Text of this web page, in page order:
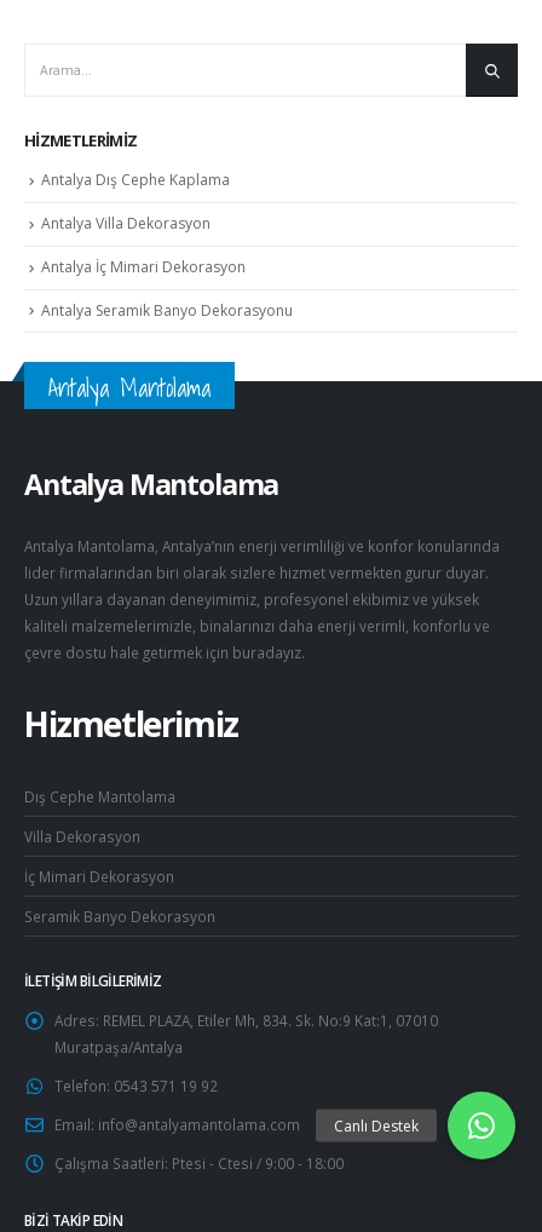
HIZMETLERIMIZ
Antalya Dış Cephe Kaplama
Antalya Villa Dekorasyon
Antalya İç Mimari Dekorasyon
Antalya Seramik Banyo Dekorasyonu
Antalya Mantolama
Antalya Mantolama
Antalya Mantolama, Antalya’nın enerji verimliliği ve konfor konularında
lider firmalarından biri olarak sizlere hizmet vermekten gurur duyar.
Uzun yıllara dayanan deneyimimiz, profesyonel ekibimiz ve yüksek
kaliteli malzemelerimizle, binalarınızı daha enerji verimli, konforlu ve
çevre dostu hale getirmek için buradayız.
Hizmetlerimiz
Dış Cephe Mantolama
Villa Dekorasyon
İç Mimari Dekorasyon
Seramik Banyo Dekorasyon
İLETIŞIM BILGILERIMIZ
Adres: REMEL PLAZA, Etiler Mh, 834. Sk. No:9 Kat:1, 07010
Muratpaşa/Antalya
Telefon: 0543 571 19 92
Email: info@antalyamantolama.com
Çalışma Saatleri: Ptesi - Ctesi / 9:00 - 18:00
BIZI TAKIP EDIN